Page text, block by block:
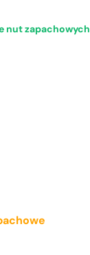
nut zapachowych